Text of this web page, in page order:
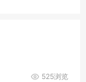
525浏览